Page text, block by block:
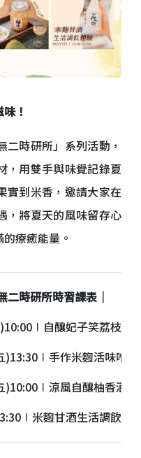
！
時研所」系列活動，
，用雙手與味覺記錄夏
實到米香，邀請大家在
，將夏天的風味留存心
療癒能量。
二時研所時習課表｜
自釀妃子笑荔枝酒
)13:30∣手作米麴活味噌
)10:00∣涼風自釀柚香酒
米麴甘酒生活調飲體